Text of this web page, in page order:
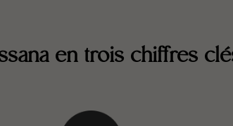
en trois chiffres